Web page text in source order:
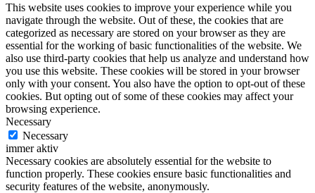
This website uses cookies to improve your experience while you
navigate through the website. Out of these, the cookies that are
categorized as necessary are stored on your browser as they are
essential for the working of basic functionalities of the website. We
also use third-party cookies that help us analyze and understand how
you use this website. These cookies will be stored in your browser
only with your consent. You also have the option to opt-out of these
cookies. But opting out of some of these cookies may affect your
browsing experience.
Necessary
Necessary
immer aktiv
Necessary cookies are absolutely essential for the website to
function properly. These cookies ensure basic functionalities and
security features of the website, anonymously.